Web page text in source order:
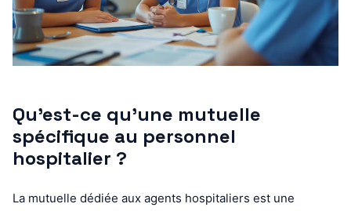
Qu’est-ce qu’une mutuelle
spécifique au personnel
hospitalier ?
La mutuelle dédiée aux agents hospitaliers est une